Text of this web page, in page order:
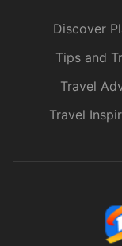
Discover
Tips and
Travel
Travel